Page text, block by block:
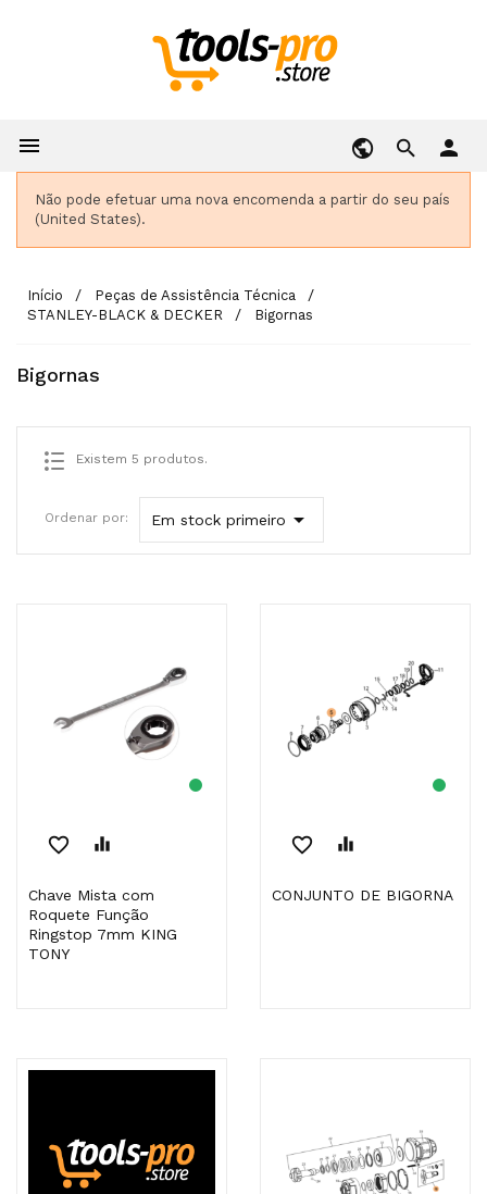
 person
Não pode efetuar uma nova encomenda a partir do seu país
(United States).
Início
Peças de Assistência Técnica
STANLEY-BLACK & DECKER
Bigornas
Bigornas
Existem 5 produtos.
Ordenar por: Em stock primeiro 
favorite_border equalizer
Chave Mista com
Roquete Função
Ringstop 7mm KING
TONY
favorite_border equalizer
CONJUNTO DE BIGORNA